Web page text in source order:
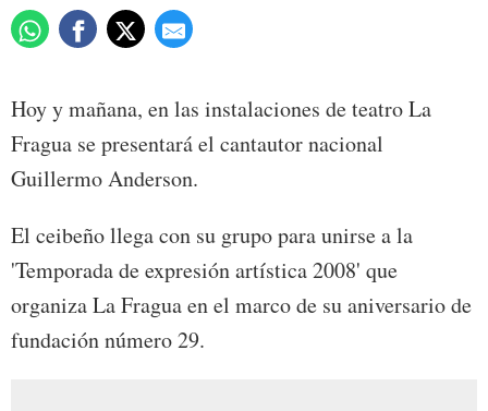
Hoy y mañana, en las instalaciones de teatro La
Fragua se presentará el cantautor nacional
Guillermo Anderson.
El ceibeño llega con su grupo para unirse a la
'Temporada de expresión artística 2008' que
organiza La Fragua en el marco de su aniversario de
fundación número 29.